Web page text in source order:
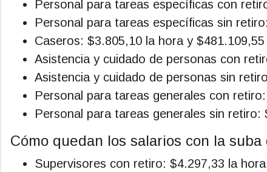
Personal para tareas específicas con
Personal para tareas específicas sin
Caseros: $3.805,10 la hora y $481.109,55
Asistencia y cuidado de personas con
Asistencia y cuidado de personas sin
Personal para tareas generales con
Personal para tareas generales sin
Cómo quedan los salarios con la
Supervisores con retiro: $4.297,33 la